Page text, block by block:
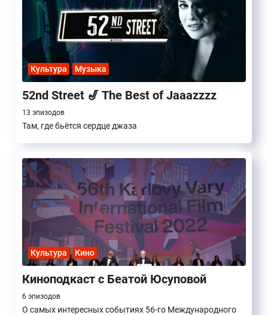
Культура Музыка
52nd Street 🎷 The Best of Jaaazzzz
13 эпизодов
Там, где бьётся сердце джаза
Культура Кино
Киноподкаст с Беатой Юсуповой
6 эпизодов
О самых интересных событиях 56-го Международного